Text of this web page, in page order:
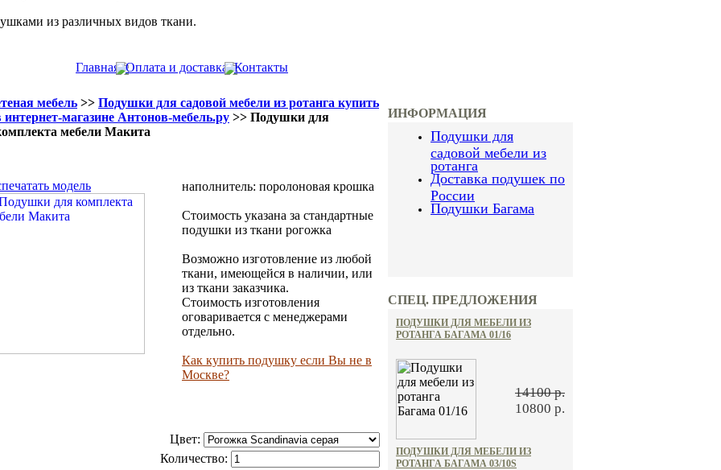
из различных видов ткани.
Главная Оплата и доставка Контакты
мебель >> Подушки для садовой мебели из ротанга купить
интернет-магазине Антонов-мебель.ру >> Подушки для
мебели Макита
модель наполнитель: поролоновая крошка
Стоимость указана за стандартные
подушки из ткани рогожка
Возможно изготовление из любой
ткани, имеющейся в наличии, или
из ткани заказчика.
Стоимость изготовления
оговаривается с менеджерами
отдельно.
Как купить подушку если Вы не в
Москве?
Цвет:
Количество:
ИНФОРМАЦИЯ
Подушки для
садовой мебели из
ротанга
Доставка подушек по
России
Подушки Багама
СПЕЦ. ПРЕДЛОЖЕНИЯ
ПОДУШКИ ДЛЯ МЕБЕЛИ ИЗ
РОТАНГА БАГАМА 01/16
14100 р.
10800 р.
ПОДУШКИ ДЛЯ МЕБЕЛИ ИЗ
РОТАНГА БАГАМА 03/10S